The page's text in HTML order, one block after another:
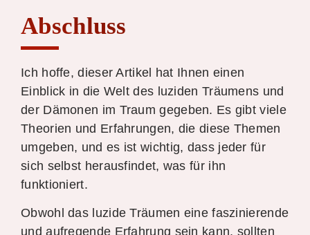
Abschluss
Ich hoffe, dieser Artikel hat Ihnen einen
Einblick in die Welt des luziden Träumens und
der Dämonen im Traum gegeben. Es gibt viele
Theorien und Erfahrungen, die diese Themen
umgeben, und es ist wichtig, dass jeder für
sich selbst herausfindet, was für ihn
funktioniert.
Obwohl das luzide Träumen eine faszinierende
und aufregende Erfahrung sein kann, sollten